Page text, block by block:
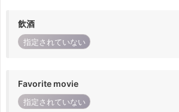
飲酒
指定されていない
Favorite movie
指定されていない